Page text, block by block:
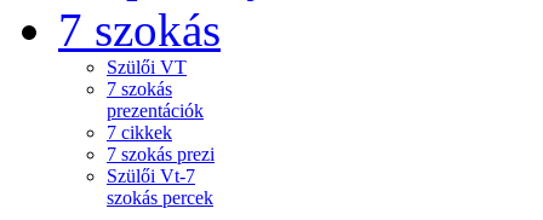
7 szokás
Szülői VT
7 szokás
prezentációk
7 cikkek
7 szokás prezi
Szülői Vt-7
szokás percek